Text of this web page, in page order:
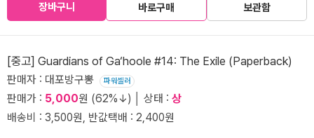
장바구니 바로구매 보관함
[중고] Guardians of Ga‘hoole #14: The Exile (Paperback)
판매자 : 대포방구뽕 파워셀러
판매가 : 5,000원 (62%↓) │ 상태 : 상
배송비 : 3,500원, 반값택배 : 2,400원